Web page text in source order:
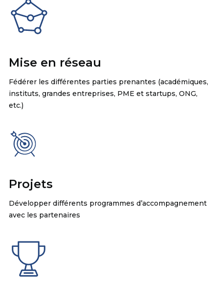
Mise en réseau
Fédérer les différentes parties prenantes (académiques,
instituts, grandes entreprises, PME et startups, ONG,
etc.)
Projets
Développer différents programmes d’accompagnement
avec les partenaires